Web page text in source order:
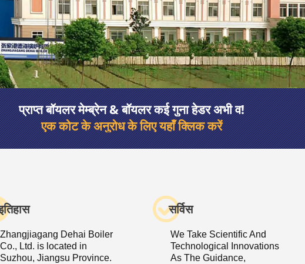
प्राप्त बॉयलर मेम्ब्रेन & बॉयलर कई गुना हेडर अभी व!
एक कोट के अनुरोध के लिए यहाँ क्लिक करें
Zhangjiagang Dehai Boiler
Co., Ltd. is located in
Suzhou, Jiangsu Province.
सर्विस
We Take Scientific And
Technological Innovations
As The Guidance,